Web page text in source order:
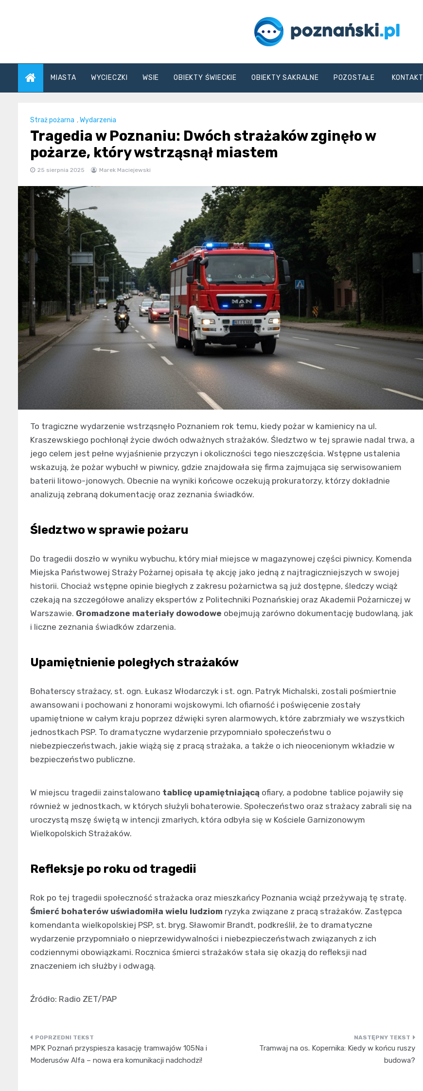
poznanski.pl
MIASTA WYCIECZKI WSIE OBIEKTY ŚWIECKIE OBIEKTY SAKRALNE POZOSTAŁE KONTAKT
Straż pożarna ,Wydarzenia
Tragedia w Poznaniu: Dwóch strażaków zginęło w
pożarze, który wstrząsnął miastem
25 sierpnia 2025 Marek Maciejewski
To tragiczne wydarzenie wstrząsnęło Poznaniem rok temu, kiedy pożar w kamienicy na ul.
Kraszewskiego pochłonął życie dwóch odważnych strażaków. Śledztwo w tej sprawie nadal trwa, a
jego celem jest pełne wyjaśnienie przyczyn i okoliczności tego nieszczęścia. Wstępne ustalenia
wskazują, że pożar wybuchł w piwnicy, gdzie znajdowała się firma zajmująca się serwisowaniem
baterii litowo-jonowych. Obecnie na wyniki końcowe oczekują prokuratorzy, którzy dokładnie
analizują zebraną dokumentację oraz zeznania świadków.
Śledztwo w sprawie pożaru
Do tragedii doszło w wyniku wybuchu, który miał miejsce w magazynowej części piwnicy. Komenda
Miejska Państwowej Straży Pożarnej opisała tę akcję jako jedną z najtragiczniejszych w swojej
historii. Chociaż wstępne opinie biegłych z zakresu pożarnictwa są już dostępne, śledczy wciąż
czekają na szczegółowe analizy ekspertów z Politechniki Poznańskiej oraz Akademii Pożarniczej w
Warszawie. Gromadzone materiały dowodowe obejmują zarówno dokumentację budowlaną, jak
i liczne zeznania świadków zdarzenia.
Upamiętnienie poległych strażaków
Bohaterscy strażacy, st. ogn. Łukasz Włodarczyk i st. ogn. Patryk Michalski, zostali pośmiertnie
awansowani i pochowani z honorami wojskowymi. Ich ofiarność i poświęcenie zostały
upamiętnione w całym kraju poprzez dźwięki syren alarmowych, które zabrzmiały we wszystkich
jednostkach PSP. To dramatyczne wydarzenie przypomniało społeczeństwu o
niebezpieczeństwach, jakie wiążą się z pracą strażaka, a także o ich nieocenionym wkładzie w
bezpieczeństwo publiczne.
W miejscu tragedii zainstalowano tablicę upamiętniającą ofiary, a podobne tablice pojawiły się
również w jednostkach, w których służyli bohaterowie. Społeczeństwo oraz strażacy zabrali się na
uroczystą mszę świętą w intencji zmarłych, która odbyła się w Kościele Garnizonowym
Wielkopolskich Strażaków.
Refleksje po roku od tragedii
Rok po tej tragedii społeczność strażacka oraz mieszkańcy Poznania wciąż przeżywają tę stratę.
Śmierć bohaterów uświadomiła wielu ludziom ryzyka związane z pracą strażaków. Zastępca
komendanta wielkopolskiej PSP, st. bryg. Sławomir Brandt, podkreślił, że to dramatyczne
wydarzenie przypomniało o nieprzewidywalności i niebezpieczeństwach związanych z ich
codziennymi obowiązkami. Rocznica śmierci strażaków stała się okazją do refleksji nad
znaczeniem ich służby i odwagą.
Źródło: Radio ZET/PAP
Nawigacja
wpisu
MPK Poznań przyspiesza kasację tramwajów 105Na i
Moderusów Alfa – nowa era komunikacji nadchodzi!
Tramwaj na os. Kopernika: Kiedy w końcu ruszy
budowa?